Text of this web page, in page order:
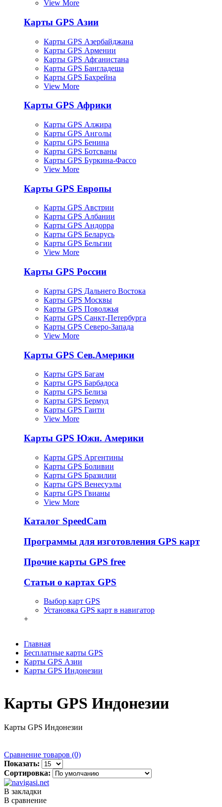
View More
Карты GPS Азии
Карты GPS Азербайджана
Карты GPS Армении
Карты GPS Афганистана
Карты GPS Бангладеша
Карты GPS Бахрейна
View More
Карты GPS Африки
Карты GPS Алжира
Карты GPS Анголы
Карты GPS Бенина
Карты GPS Ботсваны
Карты GPS Буркина-Фассо
View More
Карты GPS Европы
Карты GPS Австрии
Карты GPS Албании
Карты GPS Андорра
Карты GPS Беларусь
Карты GPS Бельгии
View More
Карты GPS России
Карты GPS Дальнего Востока
Карты GPS Москвы
Карты GPS Поволжья
Карты GPS Санкт-Петербурга
Карты GPS Северо-Запада
View More
Карты GPS Сев.Америки
Карты GPS Багам
Карты GPS Барбадоса
Карты GPS Белиза
Карты GPS Бермуд
Карты GPS Гаити
View More
Карты GPS Южн. Америки
Карты GPS Аргентины
Карты GPS Боливии
Карты GPS Бразилии
Карты GPS Венесуэлы
Карты GPS Гвианы
View More
Каталог SpeedCam
Программы для изготовления GPS карт
Прочие карты GPS free
Статьи о картах GPS
Выбор карт GPS
Установка GPS карт в навигатор
+
Главная
Бесплатные карты GPS
Карты GPS Азии
Карты GPS Индонезии
Карты GPS Индонезии
Карты GPS Индонезии
Сравнение товаров (0)
Показать:
Сортировка:
В закладки
В сравнение